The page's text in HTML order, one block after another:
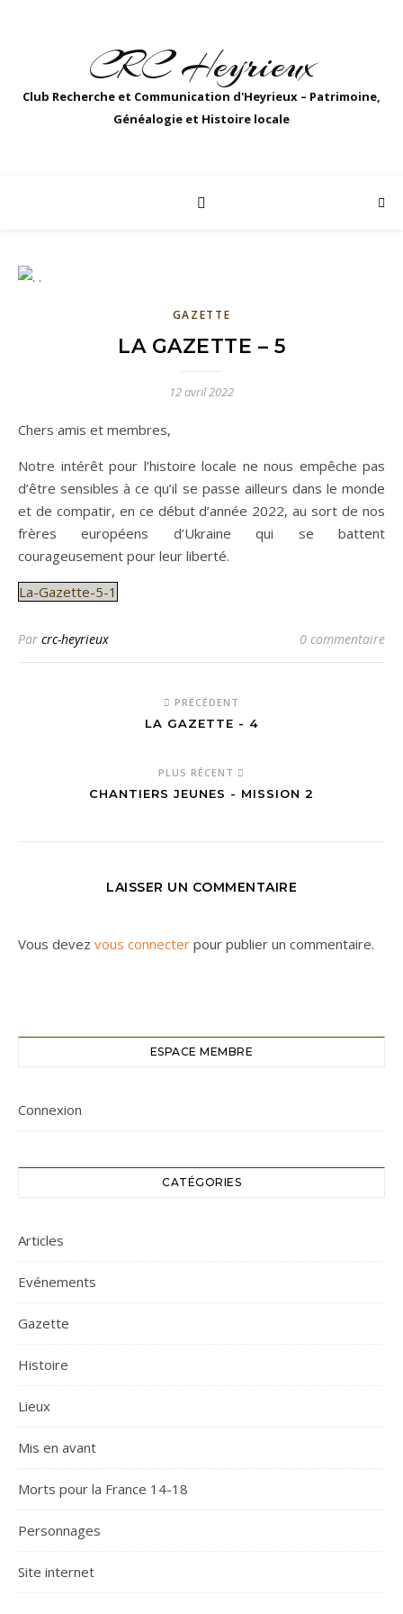
CRC Heyrieux
Club Recherche et Communication d'Heyrieux – Patrimoine,
Généalogie et Histoire locale
GAZETTE
LA GAZETTE – 5
12 avril 2022
Chers amis et membres,
Notre intérêt pour l’histoire locale ne nous empêche pas
d’être sensibles à ce qu’il se passe ailleurs dans le monde
et de compatir, en ce début d’année 2022, au sort de nos
frères européens d’Ukraine qui se battent
courageusement pour leur liberté.
La-Gazette-5-1
Par crc-heyrieux 0 commentaire
PRÉCÉDENT
LA GAZETTE - 4
PLUS RÉCENT
CHANTIERS JEUNES - MISSION 2
LAISSER UN COMMENTAIRE
Vous devez vous connecter pour publier un commentaire.
ESPACE MEMBRE
Connexion
CATÉGORIES
Articles
Evénements
Gazette
Histoire
Lieux
Mis en avant
Morts pour la France 14-18
Personnages
Site internet